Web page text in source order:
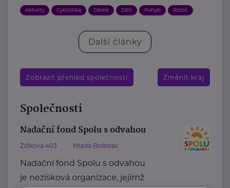
Aktivity Cyklistika Dárek Děti Pohyb Rodič
Další články
Zobrazit přehled společností Změnit kraj
Společnosti
Nadační fond Spolu s odvahou
Žižkova 403 Mladá Boleslav
Nadační fond Spolu s odvahou
je nezisková organizace, jejímž